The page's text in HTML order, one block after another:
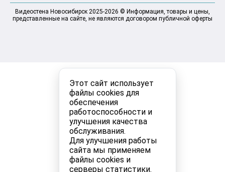
Этот сайт использует
файлы cookies для
обеспечения
работоспособности и
улучшения качества
обслуживания.
Для улучшения работы
сайта мы применяем
файлы cookies и
серверы статистики.
Видеостена Новосибирск 2025-2026 © Информация, товары и цены,
представленные на сайте, не являются договором публичной оферты